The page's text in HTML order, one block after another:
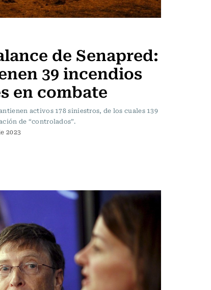
de Senapred:
39 incendios
en combate
activos 178 siniestros, de los cuales 139
de “controlados”.
2023